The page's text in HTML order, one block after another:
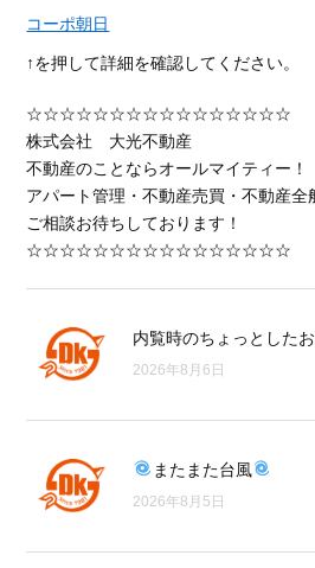
コーポ朝日
↑を押して詳細を確認してください。
☆☆☆☆☆☆☆☆☆☆☆☆☆☆☆☆
株式会社 大光不動産
不動産のことならオールマイティー！
アパート管理・不動産売買・不動産全
ご相談お待ちしております！
☆☆☆☆☆☆☆☆☆☆☆☆☆☆☆☆
内覧時のちょっとした
2026年8月6日
またまた台風
2026年8月5日